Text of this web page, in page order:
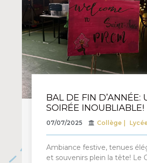
BAL DE FIN D’ANNÉE:
SOIRÉE INOUBLIABLE!
07/07/2025 Collège
Ambiance festive, tenues
et souvenirs plein la tête! Le